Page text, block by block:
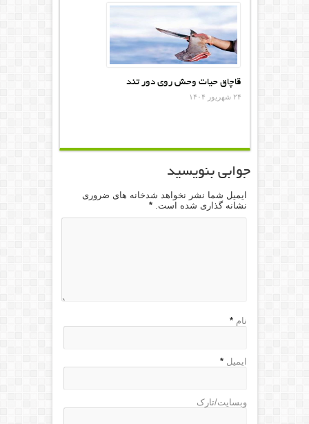
قاچاق حیات وحش روی دور تند
۲۴ شهریور ۱۴۰۴
جوابی بنویسید
ایمیل شما نشر نخواهد شدخانه های ضروری
نشانه گذاری شده است.*
نام *
ایمیل *
وبسایت/تارک